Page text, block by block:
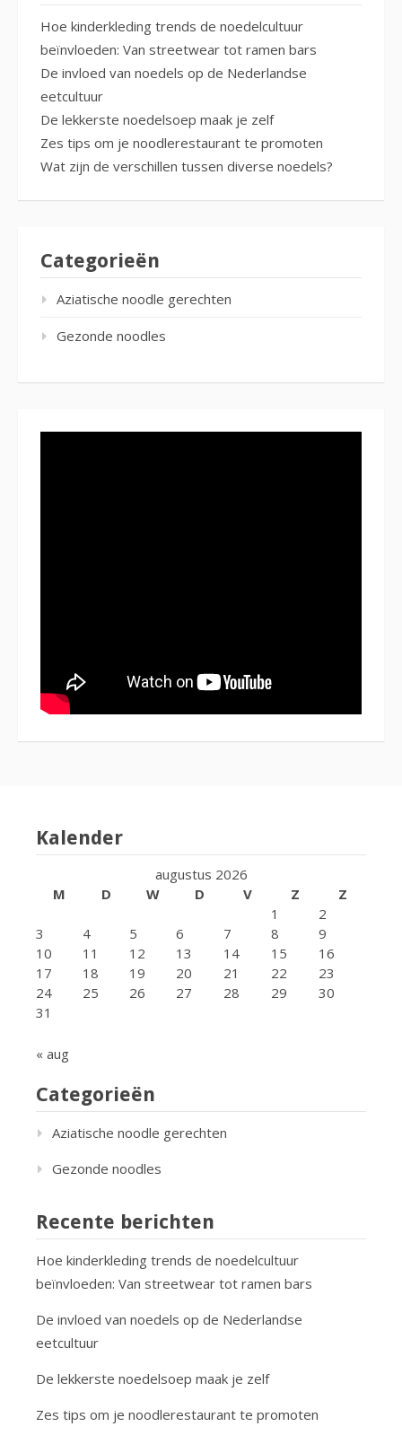
Hoe kinderkleding trends de noedelcultuur
beïnvloeden: Van streetwear tot ramen bars
De invloed van noedels op de Nederlandse
eetcultuur
De lekkerste noedelsoep maak je zelf
Zes tips om je noodlerestaurant te promoten
Wat zijn de verschillen tussen diverse noedels?
Categorieën
Aziatische noodle gerechten
Gezonde noodles
Kalender
augustus 2026
M
D W D V Z
Z
1
2
3
4 5 6 7 8
9
10
11 12 13 14 15
16
17
18 19 20 21 22
23
24
25 26 27 28 29
30
31
« aug
Categorieën
Aziatische noodle gerechten
Gezonde noodles
Recente berichten
Hoe kinderkleding trends de noedelcultuur
beïnvloeden: Van streetwear tot ramen bars
De invloed van noedels op de Nederlandse
eetcultuur
De lekkerste noedelsoep maak je zelf
Zes tips om je noodlerestaurant te promoten